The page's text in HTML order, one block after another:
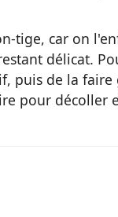
tige, car on
délicat.
puis de la faire
pour décoller